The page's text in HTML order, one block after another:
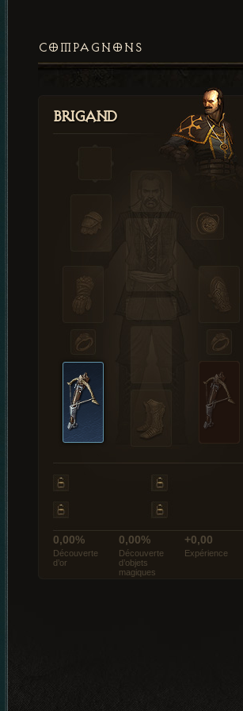
COMPAGNONS
Brigand
0,00%
Découverte
d’or
0,00%
Découverte
d’objets
magiques
+0,00
Expérience